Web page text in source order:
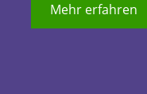
Mehr erfahren